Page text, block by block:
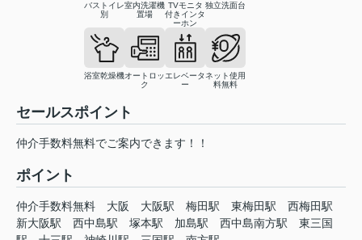
バストイレ
別
室内洗濯機
置場
TVモニタ
付きインタ
ーホン
独立洗面台
浴室乾燥機オートロッ
ク
エレベータ
ー
ネット使用
料無料
セールスポイント
仲介手数料無料でご案内できます！！
ポイント
仲介手数料無料 大阪 大阪駅 梅田駅 東梅田駅
西梅田駅
新大阪駅
西中島駅 塚本駅 加島駅 西中島南方駅
東三国